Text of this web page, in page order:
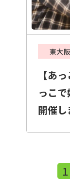
東大
【あ
っこ
開催し
1